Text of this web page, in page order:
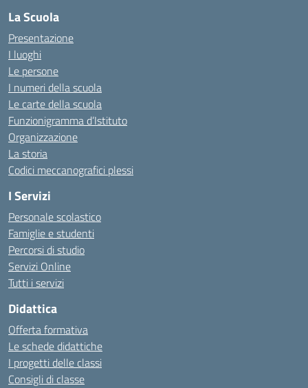
La Scuola
Presentazione
I luoghi
Le persone
I numeri della scuola
Le carte della scuola
Funzionigramma d’Istituto
Organizzazione
La storia
Codici meccanografici plessi
I Servizi
Personale scolastico
Famiglie e studenti
Percorsi di studio
Servizi Online
Tutti i servizi
Didattica
Offerta formativa
Le schede didattiche
I progetti delle classi
Consigli di classe